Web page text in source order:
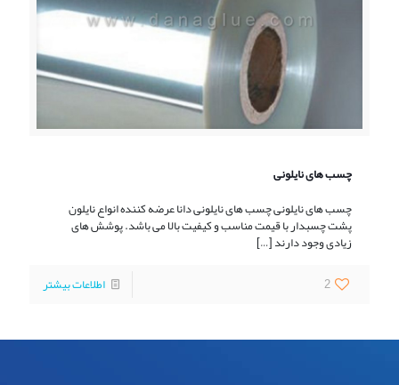
چسب های نایلونی
چسب های نایلونی چسب های نایلونی دانا عرضه کننده انواع نایلون
پشت چسبدار با قیمت مناسب و کیفیت بالا می باشد. پوشش های
زیادی وجود دارند[…]
2
اطلاعات بیشتر